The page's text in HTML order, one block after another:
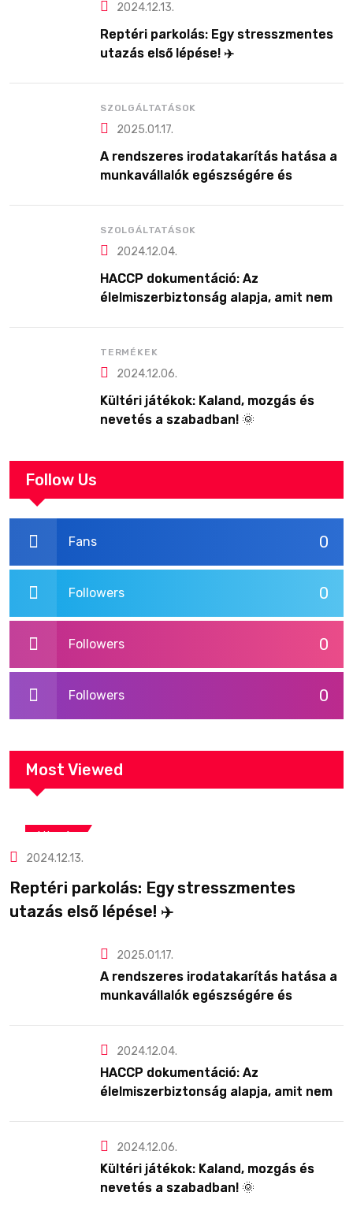
2024.12.13.
Reptéri parkolás: Egy stresszmentes
utazás első lépése! ✈️
SZOLGÁLTATÁSOK
2025.01.17.
A rendszeres irodatakarítás hatása a
munkavállalók egészségére és
SZOLGÁLTATÁSOK
2024.12.04.
HACCP dokumentáció: Az
élelmiszerbiztonság alapja, amit nem
TERMÉKEK
2024.12.06.
Kültéri játékok: Kaland, mozgás és
nevetés a szabadban! 🌞
Follow Us
0
Fans
0
Followers
0
Followers
0
Followers
Most Viewed
Utazás
2024.12.13.
Reptéri parkolás: Egy stresszmentes
utazás első lépése! ✈️
2025.01.17.
A rendszeres irodatakarítás hatása a
munkavállalók egészségére és
2024.12.04.
HACCP dokumentáció: Az
élelmiszerbiztonság alapja, amit nem
2024.12.06.
Kültéri játékok: Kaland, mozgás és
nevetés a szabadban! 🌞